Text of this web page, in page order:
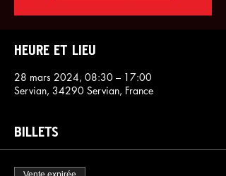
Heure et lieu
28 mars 2024, 08:30 – 17:00
Servian, 34290 Servian, France
Billets